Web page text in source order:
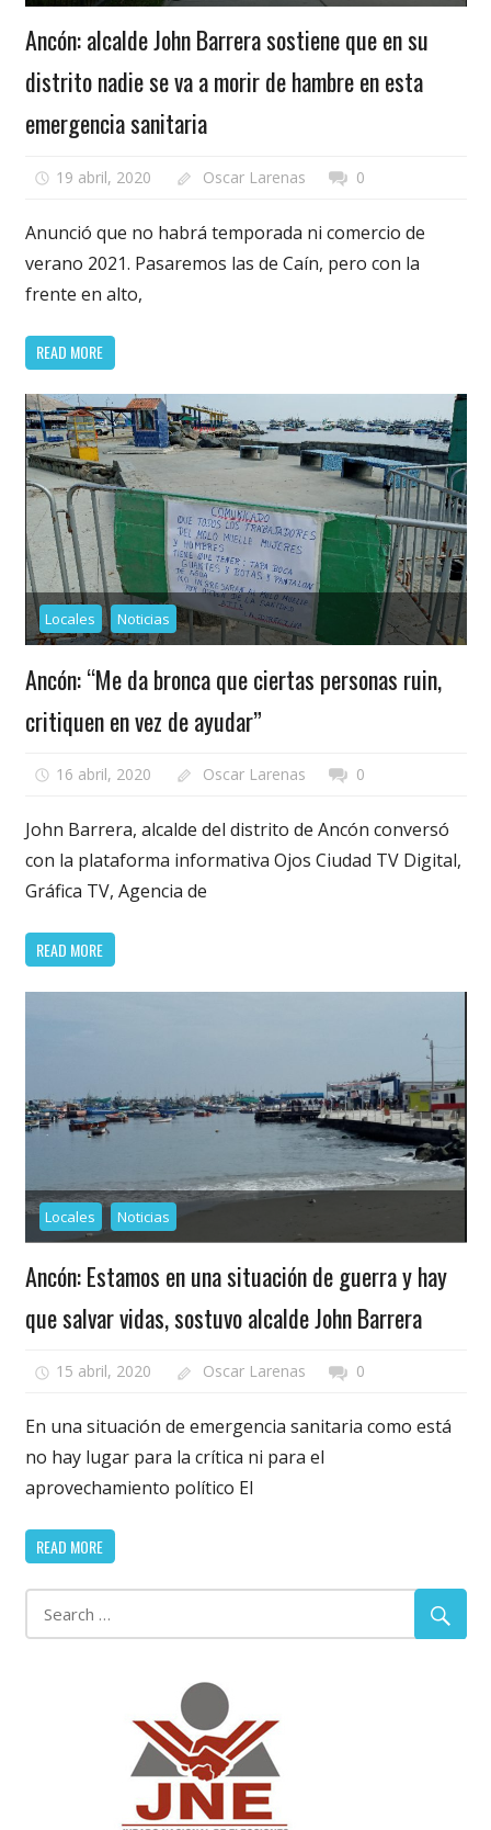
Ancón: alcalde John Barrera sostiene que en su
distrito nadie se va a morir de hambre en esta
emergencia sanitaria
19 abril, 2020 Oscar Larenas 0
Anunció que no habrá temporada ni comercio de
verano 2021. Pasaremos las de Caín, pero con la
frente en alto,
READ MORE
Locales Noticias
Ancón: “Me da bronca que ciertas personas ruin,
critiquen en vez de ayudar”
16 abril, 2020 Oscar Larenas 0
John Barrera, alcalde del distrito de Ancón conversó
con la plataforma informativa Ojos Ciudad TV Digital,
Gráfica TV, Agencia de
READ MORE
Locales Noticias
Ancón: Estamos en una situación de guerra y hay
que salvar vidas, sostuvo alcalde John Barrera
15 abril, 2020 Oscar Larenas 0
En una situación de emergencia sanitaria como está
no hay lugar para la crítica ni para el
aprovechamiento político El
READ MORE